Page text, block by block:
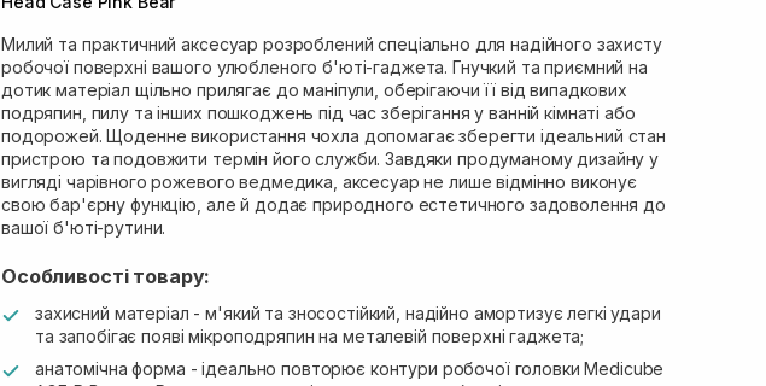
Екватор)
Милий та практичний аксесуар розроблений спеціально для надійного захисту
робочої поверхні вашого улюбленого б'юті-гаджета. Гнучкий та приємний на
дотик матеріал щільно прилягає до маніпули, оберігаючи її від випадкових
подряпин, пилу та інших пошкоджень під час зберігання у ванній кімнаті або
подорожей. Щоденне використання чохла допомагає зберегти ідеальний стан
пристрою та подовжити термін його служби. Завдяки продуманому дизайну у
вигляді чарівного рожевого ведмедика, аксесуар не лише відмінно виконує
свою бар'єрну функцію, але й додає природного естетичного задоволення до
вашої б'юті-рутини.
Особливості товару:
захисний матеріал - м'який та зносостійкий, надійно амортизує легкі удари
та запобігає появі мікроподряпин на металевій поверхні гаджета;
анатомічна форма - ідеально повторює контури робочої головки Medicube